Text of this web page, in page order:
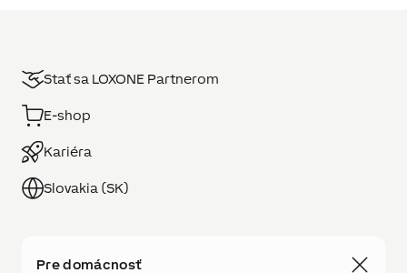
Stať sa LOXONE Partnerom
E-shop
Kariéra
Slovakia (SK)
Pre domácnosť